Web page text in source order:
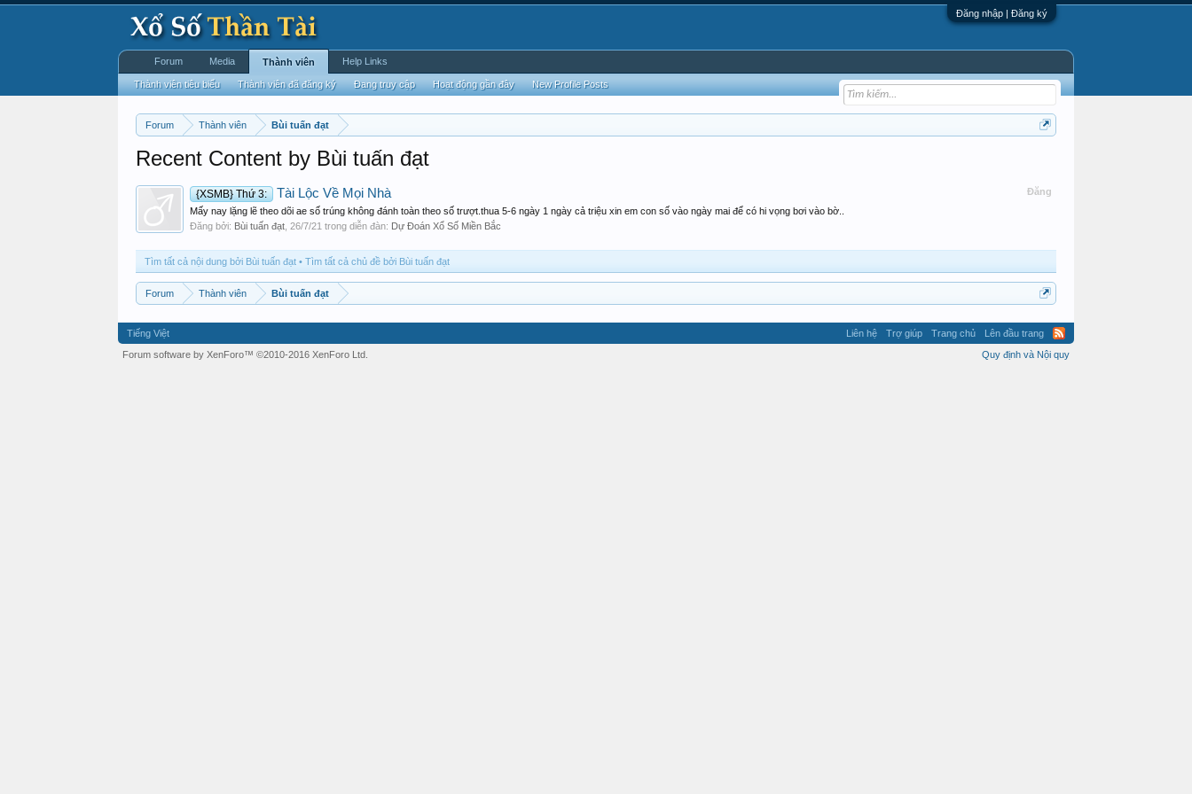
Đăng nhập | Đăng ký
Forum Thành viên Bùi tuấn đạt
Recent Content by Bùi tuấn đạt
Đăng
{XSMB} Thứ 3: Tài Lộc Về Mọi Nhà
Mấy nay lặng lẽ theo dõi ae số trúng không đánh toàn theo số trượt.thua 5-6 ngày 1 ngày cả triệu xin em con số vào ngày mai để có hi vọng bơi vào bờ..
Đăng bởi: Bùi tuấn đạt 26/7/21 trong diễn đàn: Dự Đoán Xổ Số Miền Bắc
Tìm tất cả nội dung bởi Bùi tuấn đạt Tìm tất cả chủ đề bởi Bùi tuấn đạt
Forum Thành viên Bùi tuấn đạt
Forum Media Thành viên
Thành viên tiêu biểu Thành viên đã đăng ký Đang truy cập Hoạt động gần đây New Profile Posts
Help Links
Tiếng Việt Liên hệ Trợ giúp Trang chủ
Lên đầu trang
Quy định và Nội quy
Forum software by XenForo™ ©2010-2016 XenForo Ltd.